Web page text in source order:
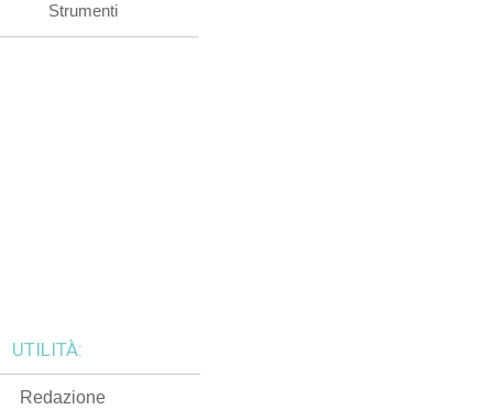
Strumenti
UTILITÀ:
Redazione